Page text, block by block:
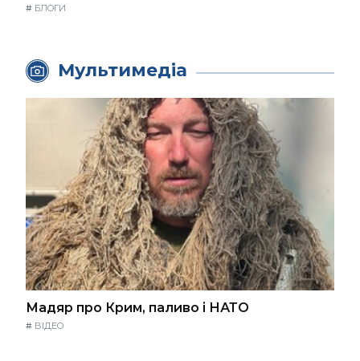
# БЛОГИ
Мультимедіа
Мадяр про Крим, паливо і НАТО
# ВІДЕО